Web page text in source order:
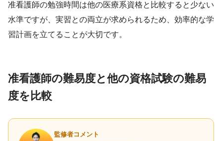
准看護師の勉強時間は他の医療系資格と比較すると少ない
水準ですが、実習との両立が求められるため、効率的な学
習計画を立てることが大切です。
准看護師の難易度と他の資格試験の難易
度を比較
監修者コメント